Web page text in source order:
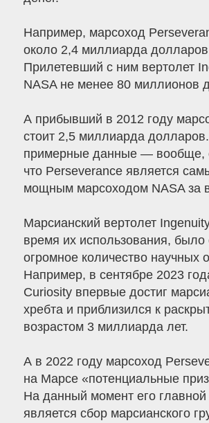
Например, марсоход
около 2,4 миллиарда
Прилетевший с ним вертолет
NASA не менее 80 миллионов
А прибывший в 2012 году
стоит 2,5 миллиарда
примерные данные — вообще,
что Perseverance является
мощным марсоходом NASA за
Марсианский вертолет
время их использования, было
огромное количество научных
Например, в сентябре 2023
Curiosity впервые достиг
хребта и приблизился к
возрастом 3 миллиарда лет.
А в 2022 году марсоход
на Марсе «потенциальные
На данный момент его главной
является сбор марсианского